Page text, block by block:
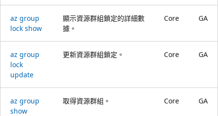
az group
lock show
顯示資源群組鎖定的詳細數
據。
Core GA
az group
lock
update
更新資源群組鎖定。 Core GA
az group
show
取得資源群組。 Core GA